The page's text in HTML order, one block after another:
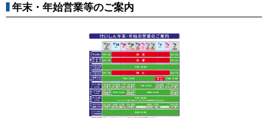
年末・年始営業等のご案内